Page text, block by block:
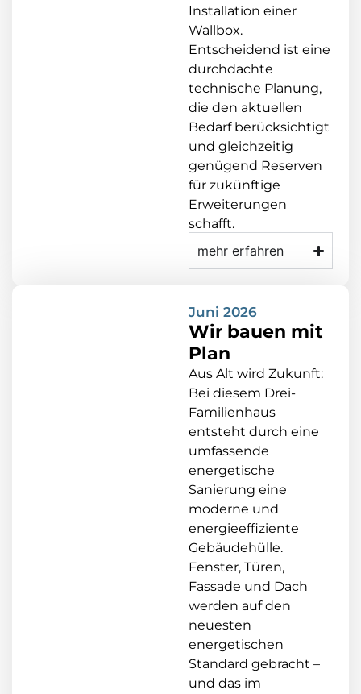
Installation einer
Wallbox.
Entscheidend ist eine
durchdachte
technische Planung,
die den aktuellen
Bedarf berücksichtigt
und gleichzeitig
genügend Reserven
für zukünftige
Erweiterungen
schafft.
mehr erfahren
Juni 2026
Wir bauen mit
Plan
Aus Alt wird Zukunft:
Bei diesem Drei-
Familienhaus
entsteht durch eine
umfassende
energetische
Sanierung eine
moderne und
energieeffiziente
Gebäudehülle.
Fenster, Türen,
Fassade und Dach
werden auf den
neuesten
energetischen
Standard gebracht –
und das im